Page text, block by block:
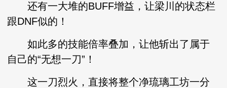
还有一大堆的BUFF增益，让梁川的状态栏
跟DNF似的！
如此多的技能倍率叠加，让他斩出了属于
自己的“无想一刀”！
这一刀烈火，直接将整个净琉璃工坊一分